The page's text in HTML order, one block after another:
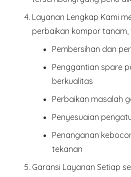
Layanan Lengkap Kami
perbaikan kompor tanam,
Pembersihan dan
Penggantian spare
berkualitas
Perbaikan masalah
Penyesuaian
Penanganan
tekanan
Garansi Layanan Setiap